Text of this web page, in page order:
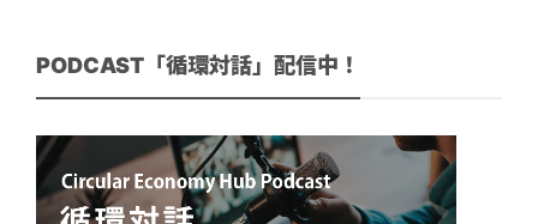
PODCAST「循環対話」配信中！